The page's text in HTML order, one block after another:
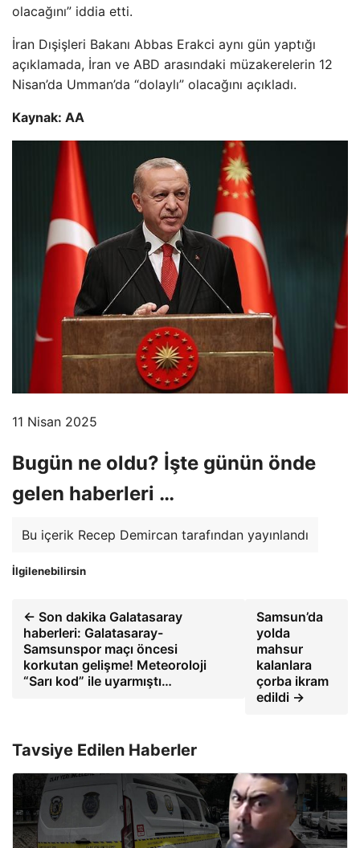
olacağını” iddia etti.
İran Dışişleri Bakanı Abbas Erakci aynı gün yaptığı
açıklamada, İran ve ABD arasındaki müzakerelerin 12
Nisan’da Umman’da “dolaylı” olacağını açıkladı.
Kaynak: AA
11 Nisan 2025
Bugün ne oldu? İşte günün önde
gelen haberleri …
Bu içerik Recep Demircan tarafından yayınlandı
İlgilenebilirsin
← Son dakika Galatasaray
haberleri: Galatasaray-
Samsunspor maçı öncesi
korkutan gelişme! Meteoroloji
“Sarı kod” ile uyarmıştı…
Samsun’da
yolda
mahsur
kalanlara
çorba ikram
edildi →
Tavsiye Edilen Haberler